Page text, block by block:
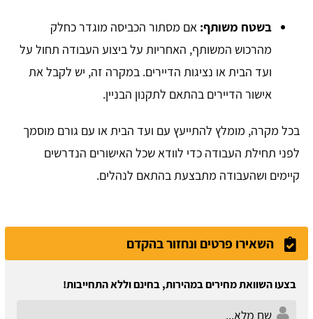
בשטח משותף: אם מסתור הכביסה מוגדר כחלק
מהרכוש המשותף, האחריות על ביצוע העבודה תחול על
ועד הבית או נציגות הדיירים. במקרה זה, יש לקבל את
אישור הדיירים בהתאם לתקנון הבניין.
בכל מקרה, מומלץ להתייעץ עם ועד הבית או עם גורם מוסמך
לפני תחילת העבודה כדי לוודא שכל האישורים הנדרשים
קיימים ושהעבודה מתבצעת בהתאם לנהלים.
השאירו פרטים ונחזור בהקדם
בצעו השוואת מחירים במהירות, בחינם וללא התחייבות!